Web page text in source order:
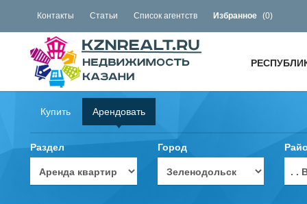
Контакты Статьи Список агентств Избранное (0)
Купить Арендовать
Раздел Город
. .